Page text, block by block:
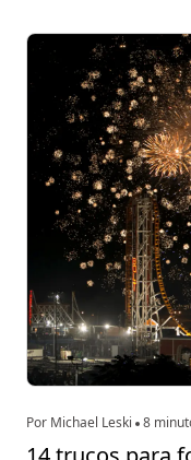
Por Michael Leski 8